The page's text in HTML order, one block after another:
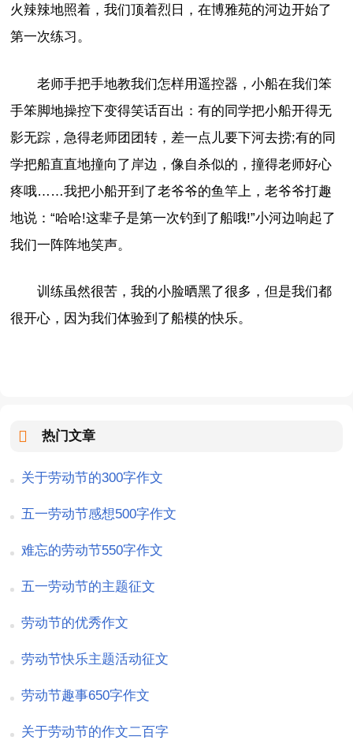
火辣辣地照着，我们顶着烈日，在博雅苑的河边开始了
第一次练习。
老师手把手地教我们怎样用遥控器，小船在我们笨
手笨脚地操控下变得笑话百出：有的同学把小船开得无
影无踪，急得老师团团转，差一点儿要下河去捞;有的同
学把船直直地撞向了岸边，像自杀似的，撞得老师好心
疼哦……我把小船开到了老爷爷的鱼竿上，老爷爷打趣
地说：“哈哈!这辈子是第一次钓到了船哦!”小河边响起了
我们一阵阵地笑声。
训练虽然很苦，我的小脸晒黑了很多，但是我们都
很开心，因为我们体验到了船模的快乐。
热门文章
关于劳动节的300字作文
五一劳动节感想500字作文
难忘的劳动节550字作文
五一劳动节的主题征文
劳动节的优秀作文
劳动节快乐主题活动征文
劳动节趣事650字作文
关于劳动节的作文二百字